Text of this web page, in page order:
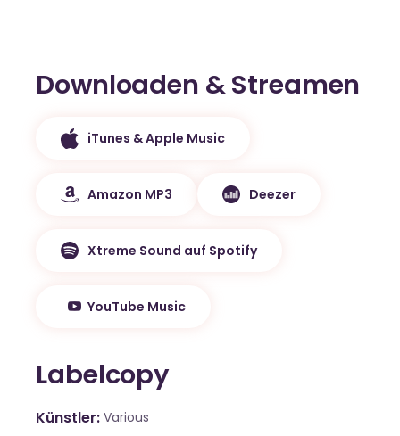
Downloaden & Streamen
iTunes & Apple Music
Amazon MP3 Deezer
Xtreme Sound auf Spotify
YouTube Music
Labelcopy
Künstler Various